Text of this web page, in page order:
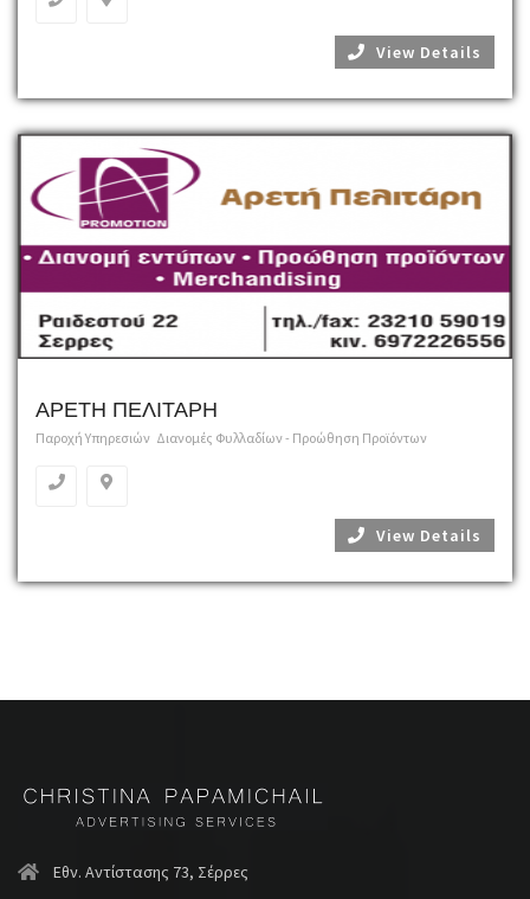
View Details
ΑΡΕΤΗ ΠΕΛΙΤΑΡΗ
Παροχή Υπηρεσιών Διανομές Φυλλαδίων - Προώθηση Προϊόντων
View Details
Εθν. Αντίστασης 73, Σέρρες